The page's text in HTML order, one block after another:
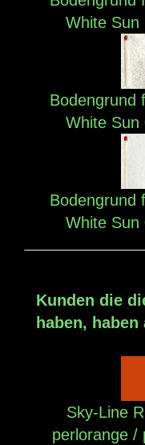
White Sun
Bodengrund
White Sun
Bodengrund
White Sun
Kunden die
haben,
Sky-Line
perlorange /